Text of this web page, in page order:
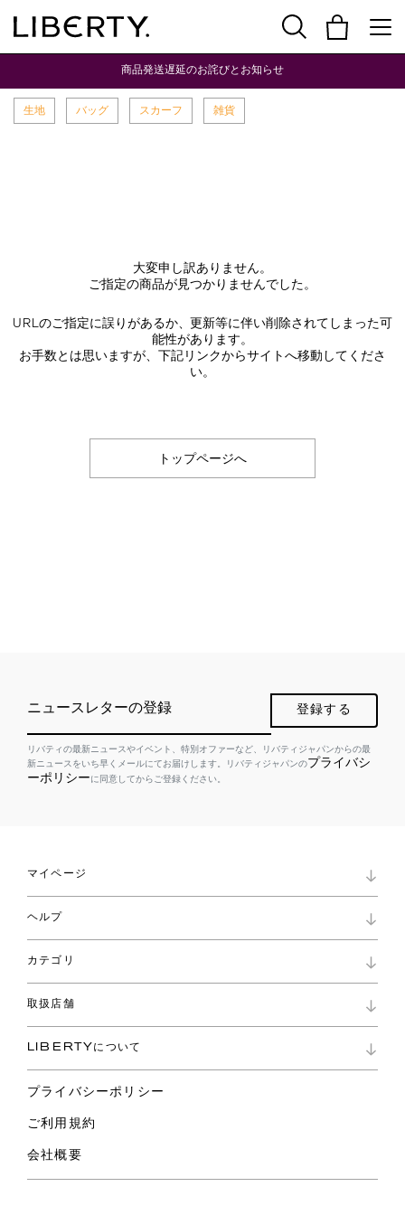
商品発送遅延のお詫びとお知らせ
生地 バッグ スカーフ 雑貨
大変申し訳ありません。
ご指定の商品が見つかりませんでした。
URLのご指定に誤りがあるか、更新等に伴い削除されてしまった可
能性があります。
お手数とは思いますが、下記リンクからサイトへ移動してくださ
い。
トップページへ
ニュースレターの登録 登録する
リバティの最新ニュースやイベント、特別オファーなど、リバティジャパンからの最
新ニュースをいち早くメールにてお届けします。リバティジャパンのプライバシ
ーポリシーに同意してからご登録ください。
マイページ
ロイヤリティプログラム
パスワード再設定
ショッピングバッグ
ヘルプ
お問い合わせ
よくあるご質問
ご利用ガイド
カテゴリ
コレクション
ファブリックス
バッグ
スカーフ
ウェア
ライフスタイル
スペシャル
取扱店舗
リバティ・ファブリックス
LIBERTYについて
プライバシーポリシー
ご利用規約
会社概要